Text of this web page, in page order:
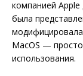
компанией
была
MacOS —
использования.